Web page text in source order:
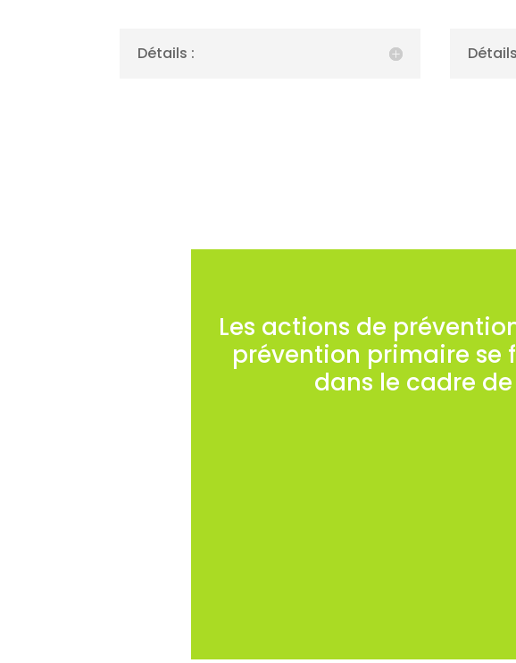
Détails :
Les actions de
prévention primaire se
dans le cadre